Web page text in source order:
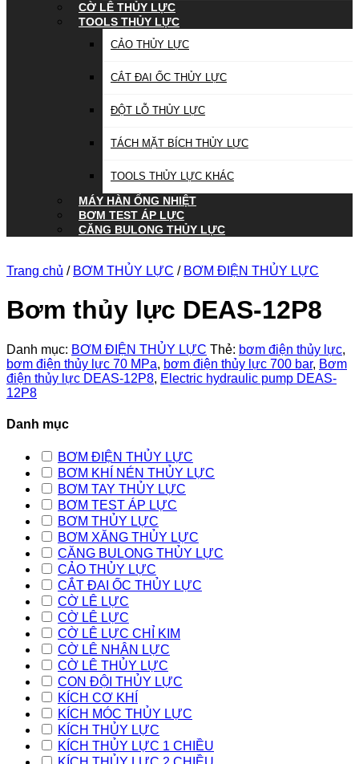
CỜ LÊ THỦY LỰC
TOOLS THỦY LỰC
CẢO THỦY LỰC
CẮT ĐAI ỐC THỦY LỰC
ĐỘT LỖ THỦY LỰC
TÁCH MẶT BÍCH THỦY LỰC
TOOLS THỦY LỰC KHÁC
MÁY HÀN ỐNG NHIỆT
BƠM TEST ÁP LỰC
CĂNG BULONG THỦY LỰC
Trang chủ / BƠM THỦY LỰC / BƠM ĐIỆN THỦY LỰC
Bơm thủy lực DEAS-12P8
Danh mục: BƠM ĐIỆN THỦY LỰC Thẻ: bơm điện thủy lực,
bơm điện thủy lực 70 MPa, bơm điện thủy lực 700 bar, Bơm
điện thủy lực DEAS-12P8, Electric hydraulic pump DEAS-
12P8
Danh mục
BƠM ĐIỆN THỦY LỰC
BƠM KHÍ NÉN THỦY LỰC
BƠM TAY THỦY LỰC
BƠM TEST ÁP LỰC
BƠM THỦY LỰC
BƠM XĂNG THỦY LỰC
CĂNG BULONG THỦY LỰC
CẢO THỦY LỰC
CẮT ĐAI ỐC THỦY LỰC
CỜ LÊ LỰC
CỜ LÊ LỰC
CỜ LÊ LỰC CHỈ KIM
CỜ LÊ NHÂN LỰC
CỜ LÊ THỦY LỰC
CON ĐỘI THỦY LỰC
KÍCH CƠ KHÍ
KÍCH MÓC THỦY LỰC
KÍCH THỦY LỰC
KÍCH THỦY LỰC 1 CHIỀU